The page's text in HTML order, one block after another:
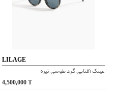
LILAGE
عینک آفتابی گرد طوسی تیره
4,500,000